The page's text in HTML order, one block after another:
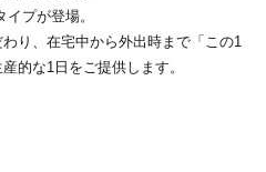
プが登場。
り、在宅中から外出時まで「この1
的な1日をご提供します。